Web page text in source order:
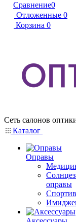
Сравнение0
Отложенные 0
Корзина 0
Сеть салонов
Каталог
Оправы
оправы